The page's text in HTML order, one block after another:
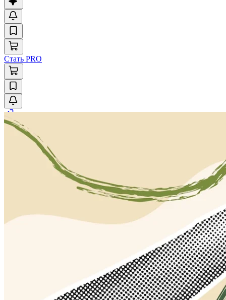
Стать PRO